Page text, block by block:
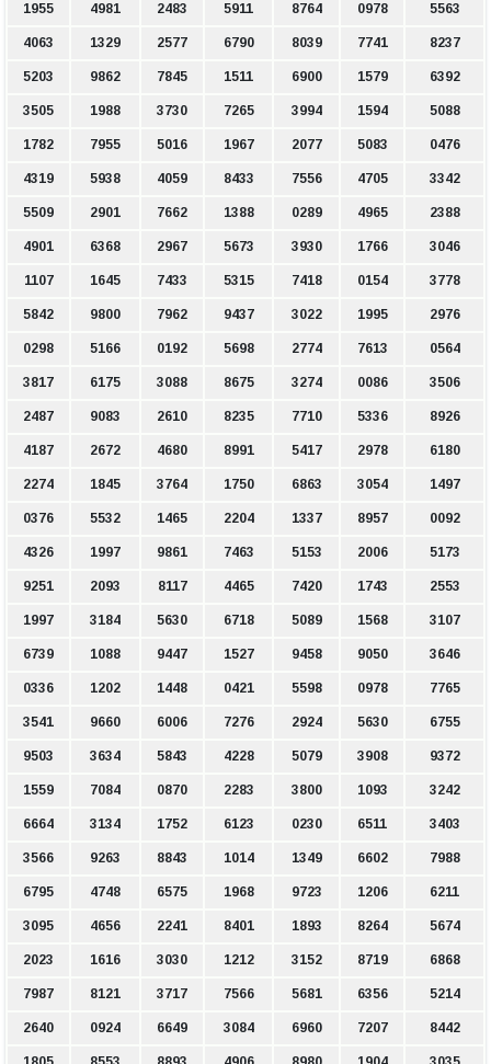
1955 4981 2483 5911 8764 0978 5563
4063 1329 2577 6790 8039 7741 8237
5203 9862 7845 1511 6900 1579 6392
3505 1988 3730 7265 3994 1594 5088
1782 7955 5016 1967 2077 5083 0476
4319 5938 4059 8433 7556 4705 3342
5509 2901 7662 1388 0289 4965 2388
4901 6368 2967 5673 3930 1766 3046
1107 1645 7433 5315 7418 0154 3778
5842 9800 7962 9437 3022 1995 2976
0298 5166 0192 5698 2774 7613 0564
3817 6175 3088 8675 3274 0086 3506
2487 9083 2610 8235 7710 5336 8926
4187 2672 4680 8991 5417 2978 6180
2274 1845 3764 1750 6863 3054 1497
0376 5532 1465 2204 1337 8957 0092
4326 1997 9861 7463 5153 2006 5173
9251 2093 8117 4465 7420 1743 2553
1997 3184 5630 6718 5089 1568 3107
6739 1088 9447 1527 9458 9050 3646
0336 1202 1448 0421 5598 0978 7765
3541 9660 6006 7276 2924 5630 6755
9503 3634 5843 4228 5079 3908 9372
1559 7084 0870 2283 3800 1093 3242
6664 3134 1752 6123 0230 6511 3403
3566 9263 8843 1014 1349 6602 7988
6795 4748 6575 1968 9723 1206 6211
3095 4656 2241 8401 1893 8264 5674
2023 1616 3030 1212 3152 8719 6868
7987 8121 3717 7566 5681 6356 5214
2640 0924 6649 3084 6960 7207 8442